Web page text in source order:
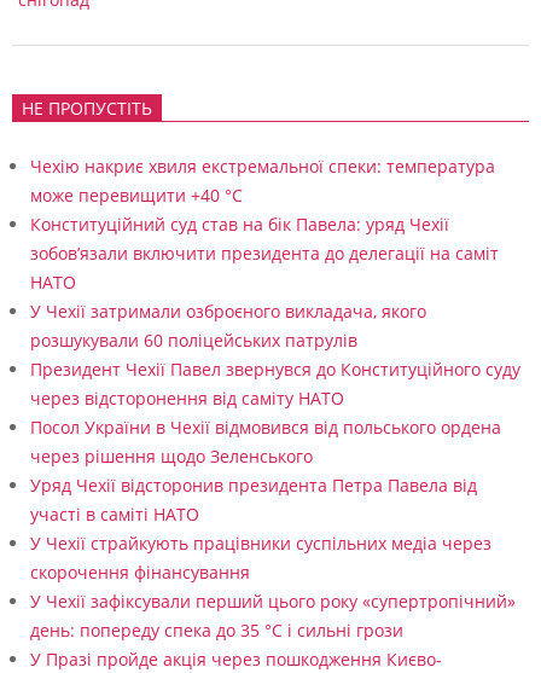
ї
д
п
м
и
р
н
НЕ ПРОПУСТІТЬ
Чехію накриє хвиля екстремальної спеки: температура
може перевищити +40 °C
Конституційний суд став на бік Павела: уряд Чехії
зобов’язали включити президента до делегації на саміт
НАТО
У Чехії затримали озброєного викладача, якого
розшукували 60 поліцейських патрулів
Президент Чехії Павел звернувся до Конституційного суду
через відсторонення від саміту НАТО
Посол України в Чехії відмовився від польського ордена
через рішення щодо Зеленського
Уряд Чехії відсторонив президента Петра Павела від
участі в саміті НАТО
У Чехії страйкують працівники суспільних медіа через
скорочення фінансування
У Чехії зафіксували перший цього року «супертропічний»
день: попереду спека до 35 °C і сильні грози
У Празі пройде акція через пошкодження Києво-